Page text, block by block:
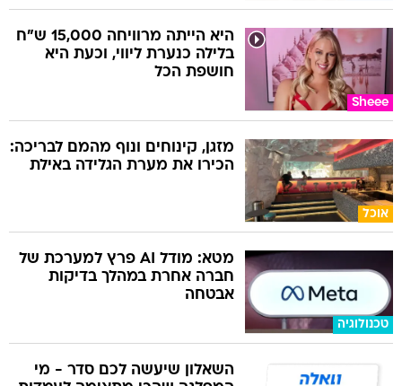
Sheee
היא הייתה מרוויחה 15,000 ש"ח
בלילה כנערת ליווי, וכעת היא
חושפת הכל
אוכל
מזגן, קינוחים ונוף מהמם לבריכה:
הכירו את מערת הגלידה באילת
טכנולוגיה
מטא: מודל AI פרץ למערכת של
חברה אחרת במהלך בדיקות
אבטחה
השאלון שיעשה לכם סדר - מי